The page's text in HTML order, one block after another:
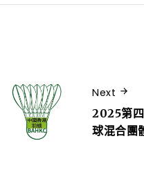
Next
2025第
球混合團